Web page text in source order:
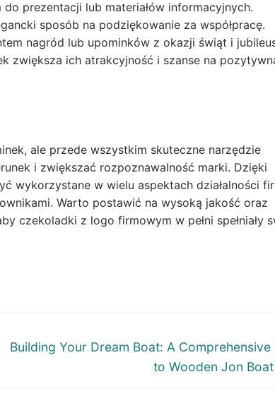
prezentacji lub materiałów informacyjnych.
sposób na podziękowanie za współpracę.
nagród lub upominków z okazji świąt i
zwiększa ich atrakcyjność i szanse na
ale przede wszystkim skuteczne narzędzie
i zwiększać rozpoznawalność marki. Dzięki
wykorzystane w wielu aspektach działalności
Warto postawić na wysoką jakość oraz
czekoladki z logo firmowym w pełni spełniały
Next
Building Your Dream Boat: A Comprehensive
to Wooden Jon